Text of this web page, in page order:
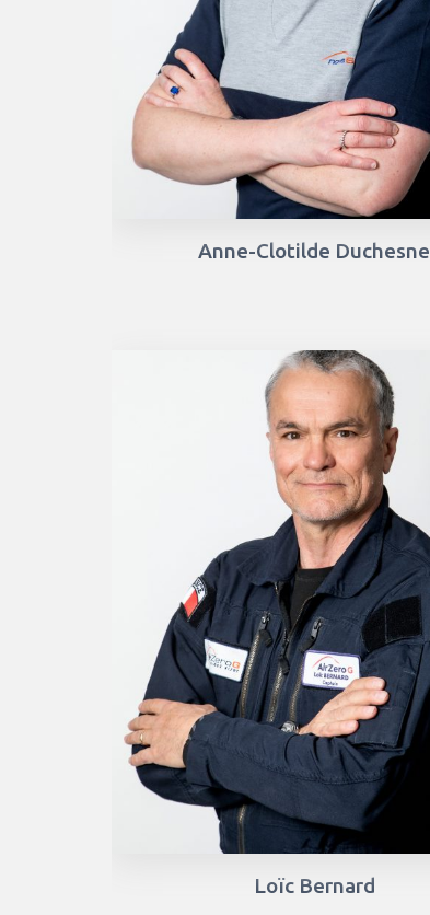
Anne-Clotilde Duchesne
Loïc Bernard